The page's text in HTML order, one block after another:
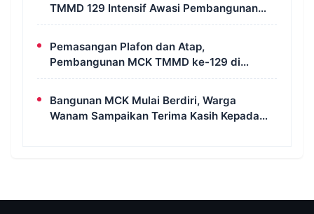
TMMD 129 Intensif Awasi Pembangunan
MCK di Wanam
Pemasangan Plafon dan Atap,
Pembangunan MCK TMMD ke-129 di
Kampung Wanam Hampir Rampung
Bangunan MCK Mulai Berdiri, Warga
Wanam Sampaikan Terima Kasih Kepada